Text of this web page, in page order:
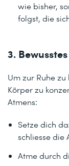
wie bisher,
folgst, die
3.
Um zur Ruhe
Körper zu
Atmens:
Setze dich
schliesse die
Atme durch